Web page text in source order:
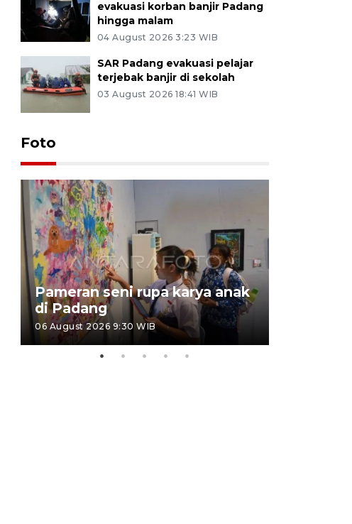
evakuasi korban banjir Padang
hingga malam
04 August 2026 3:23 WIB
SAR Padang evakuasi pelajar
terjebak banjir di sekolah
03 August 2026 18:41 WIB
Foto
Pameran seni rupa karya anak
di Padang
06 August 2026 9:30 WIB